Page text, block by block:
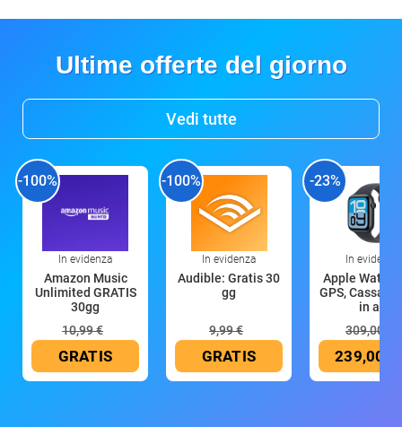
Ultime offerte del giorno
Vedi tutte
-100%
In evidenza
Amazon Music
Unlimited GRATIS
30gg
10,99 €
GRATIS
-100%
In evidenza
Audible: Gratis 30
gg
9,99 €
GRATIS
-23%
In evidenza
Apple Watch
GPS, Cassa
in all
309,00 €
239,00 €